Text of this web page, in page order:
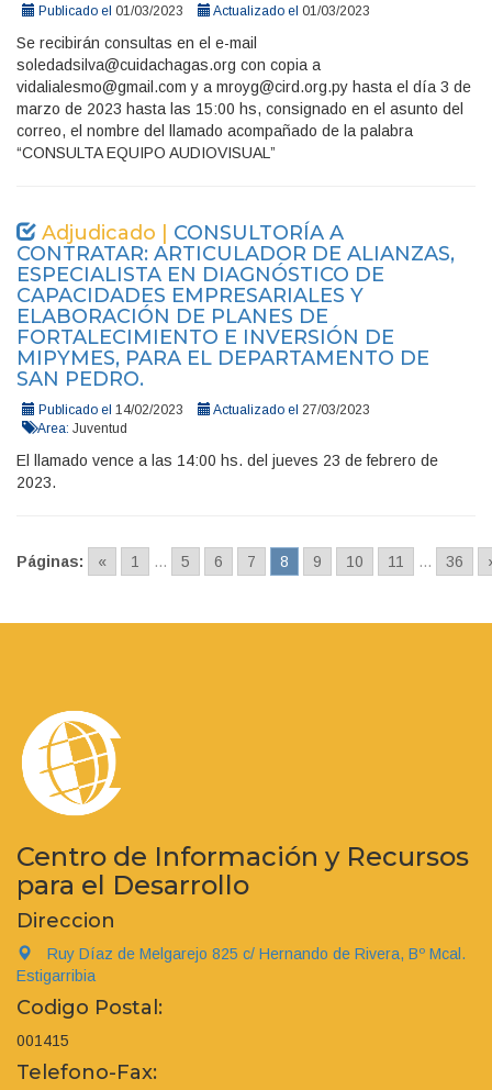
Publicado el 01/03/2023 Actualizado el 01/03/2023
Se recibirán consultas en el e-mail
soledadsilva@cuidachagas.org con copia a
vidalialesmo@gmail.com y a mroyg@cird.org.py hasta el día 3 de
marzo de 2023 hasta las 15:00 hs, consignado en el asunto del
correo, el nombre del llamado acompañado de la palabra
“CONSULTA EQUIPO AUDIOVISUAL”
Adjudicado | CONSULTORÍA A
CONTRATAR: ARTICULADOR DE ALIANZAS,
ESPECIALISTA EN DIAGNÓSTICO DE
CAPACIDADES EMPRESARIALES Y
ELABORACIÓN DE PLANES DE
FORTALECIMIENTO E INVERSIÓN DE
MIPYMES, PARA EL DEPARTAMENTO DE
SAN PEDRO.
Publicado el 14/02/2023 Actualizado el 27/03/2023
Area: Juventud
El llamado vence a las 14:00 hs. del jueves 23 de febrero de
2023.
Páginas: « 1 ... 5 6 7 8 9 10 11 ... 36
Centro de Información y Recursos
para el Desarrollo
Direccion
Ruy Díaz de Melgarejo 825 c/ Hernando de Rivera, Bº Mcal.
Estigarribia
Codigo Postal:
001415
Telefono-Fax: